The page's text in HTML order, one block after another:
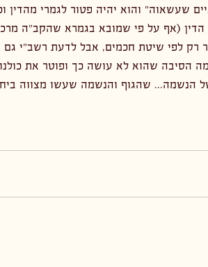
שעשאוה" והוא יהיה פטור לגמרי מהדין
הדין (אף על פי שמובא בגמרא שהקב"ה
רק לפי שיטת חכמים, אבל לדעת רשב"י
הסיבה שהוא לא עושה כך ופוטר את
הנשמה... שהגוף והנשמה שעשו מצווה